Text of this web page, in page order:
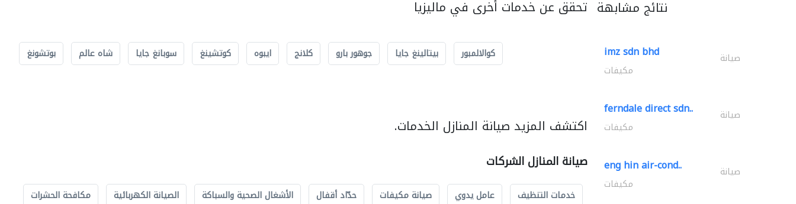
تحقق عن خدمات أخرى في ماليزيا
كوالالمبور بيتالينغ جايا جوهور بارو كلانج ايبوه كوتشينغ سوبانغ جايا شاه عالم بوتشونغ
اكتشف المزيد صيانة المنازل الخدمات.
صيانة المنازل الشركات
خدمات التنظيف عامل يدوي صيانة مكيفات حدّاد أقفال الأشغال الصحية والسباكة الصيانة الكهربائية
مكافحة الحشرات
نتائج مشابهة
imz sdn bhd صيانة
مكيفات
ferndale direct sdn.. صيانة
مكيفات
eng hin air-cond.. صيانة
مكيفات